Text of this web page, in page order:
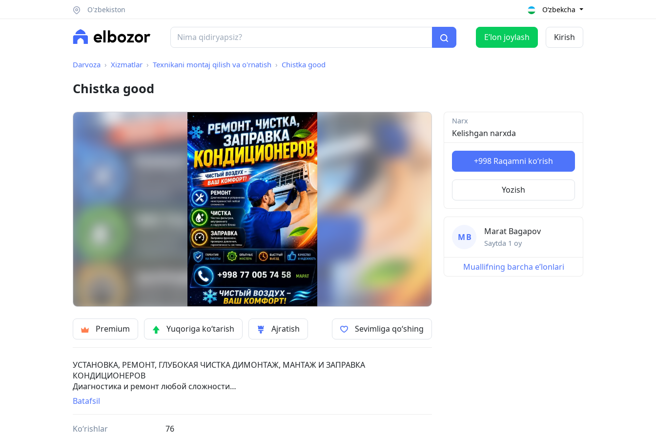
O'zbekiston O‘zbekcha
Eʼlon joylash Kirish
Darvoza Xizmatlar Texnikani montaj qilish va o'rnatish Chistka good
Chistka good
Premium Yuqoriga ko‘tarish Ajratish Sevimliga qo‘shing
УСТАНОВКА, РЕМОНТ, ГЛУБОКАЯ ЧИСТКА ДИМОНТАЖ, МАНТАЖ И ЗАПРАВКА
КОНДИЦИОНЕРОВ
Диагностика и ремонт любой сложности
Заправка фреоном
ДОПОЛНИТЕЛЬНО
Batafsil
Ko‘rishlar
76
Narx
Kelishgan narxda
+998 Raqamni ko‘rish
Yozish
M B
Marat Bagapov
Saytda 1 oy
Muallifning barcha eʼlonlari